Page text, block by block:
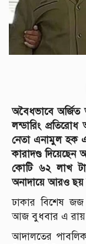
অবৈধভাবে অর্জিত
লন্ডারিং
নেতা এনামুল হক
কারাদণ্ড
কোটি ৬২ লাখ
অনাদায়ে আরও ছয়
ঢাকার বিশেষ
আজ বুধবার এ রায়
আদালতের পাবলিক